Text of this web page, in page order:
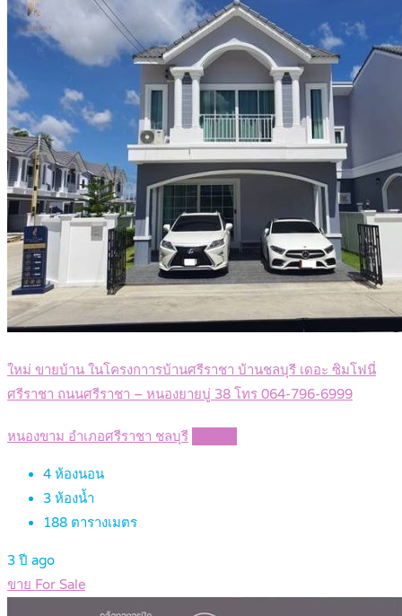
ใหม่ ขายบ้าน ในโครงกาารบ้านศรีราชา บ้านชลบุรี เดอะ ซิมโฟนี่
ศรีราชา ถนนศรีราชา – หนองยายบู่ 38 โทร 064-796-6999
หนองขาม อำเภอศรีราชา ชลบุรี
4 ห้องนอน
3 ห้องน้ำ
188 ตารางเมตร
3 ปี ago
ขาย For Sale